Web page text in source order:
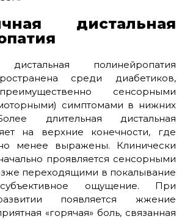
дистальная
дистальная полинейропатия
среди диабетиков,
сенсорными
симптомами в нижних
длительная дистальная
на верхние конечности, где
менее выражены. Клинически
проявляется сенсорными
переходящими в покалывание
ощущение. При
появляется жжение
«горячая» боль, связанная